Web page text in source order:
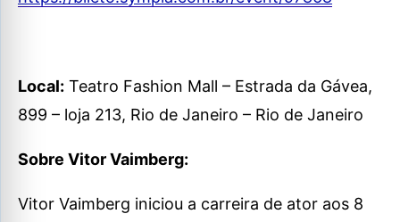
Local: Teatro Fashion Mall – Estrada da Gávea,
899 – loja 213, Rio de Janeiro – Rio de Janeiro
Sobre Vitor Vaimberg:
Vitor Vaimberg iniciou a carreira de ator aos 8